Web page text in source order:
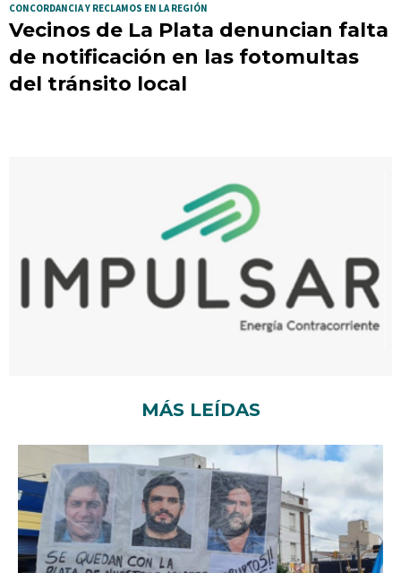
CONCORDANCIA Y RECLAMOS EN LA REGIÓN
Vecinos de La Plata denuncian falta
de notificación en las fotomultas
del tránsito local
MÁS LEÍDAS